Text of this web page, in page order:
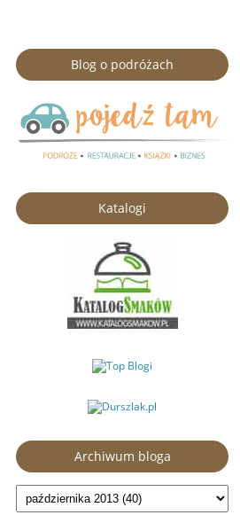
Blog o podróżach
Katalogi
Archiwum bloga